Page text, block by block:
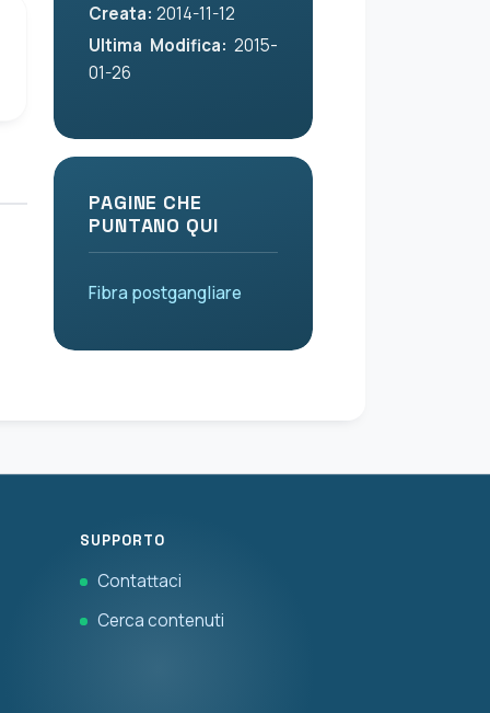
Creata: 2014-11-12
Ultima Modifica: 2015-
01-26
PAGINE CHE
PUNTANO QUI
Fibra postgangliare
SUPPORTO
Contattaci
Cerca contenuti